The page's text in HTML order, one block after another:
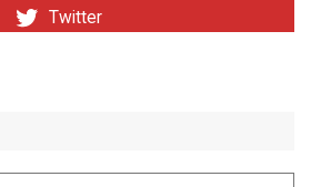
Twitter